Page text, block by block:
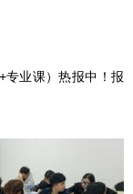
专业课）热报中！报